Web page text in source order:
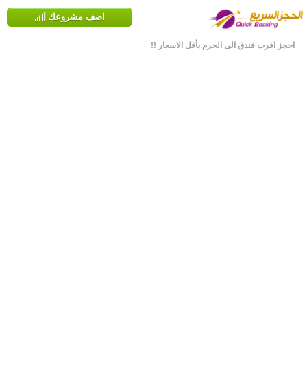
اضف مشروعك
احجز اقرب فندق الى الحرم بأقل الاسعار !!